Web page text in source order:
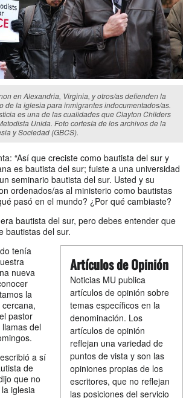
en Alexandria, Virginia, y otros/as defienden la
de la iglesia para inmigrantes indocumentados/as.
es una de las cualidades que Clayton Childers
Unida. Foto cortesía de los archivos de la
y Sociedad (GBCS).
“Así que creciste como bautista del sur y
es bautista del sur; fuiste a una universidad
seminario bautista del sur. Usted y su
ordenados/as al ministerio como bautistas
pasó en el mundo? ¿Por qué cambiaste?
bautista del sur, pero debes entender que
bautistas del sur.
Artículos de Opinión
Noticias MU publica
artículos de opinión sobre
temas específicos en la
denominación. Los
artículos de opinión
reflejan una variedad de
puntos de vista y son las
opiniones propias de los
escritores, que no reflejan
las posiciones del servicio
tenía
nueva
la
pastor
del
a sí
de
que no
iglesia